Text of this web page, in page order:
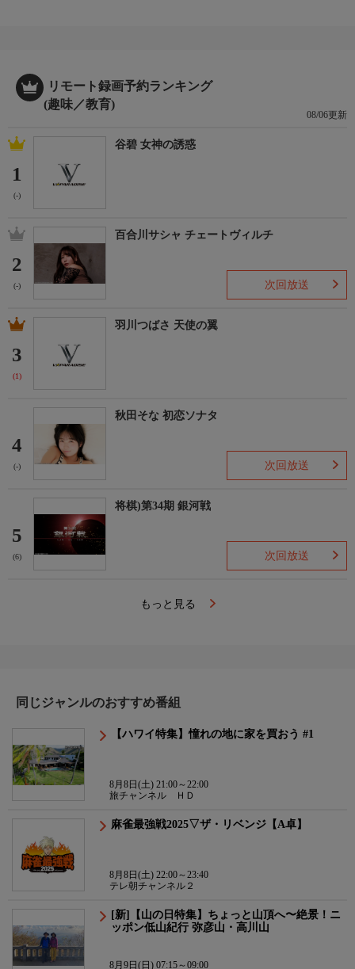
リモート録画予約ランキング
(趣味／教育)
08/06更新
1
(-)
谷碧 女神の誘惑
2
(-)
百合川サシャ チェートヴィルチ
次回放送
3
(1)
羽川つばさ 天使の翼
4
(-)
秋田そな 初恋ソナタ
次回放送
5
(6)
将棋)第34期 銀河戦
次回放送
もっと見る
同じジャンルのおすすめ番組
【ハワイ特集】憧れの地に家を買おう #1
8月8日(土) 21:00～22:00
旅チャンネル ＨＤ
麻雀最強戦2025▽ザ・リベンジ【A卓】
8月8日(土) 22:00～23:40
テレ朝チャンネル２
[新]【山の日特集】ちょっと山頂へ〜絶景！ニ
ッポン低山紀行 弥彦山・高川山
8月9日(日) 07:15～09:00